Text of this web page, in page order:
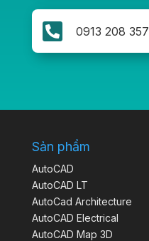
 0913 208 357
Sản phẩm
AutoCAD
AutoCAD LT
AutoCad Architecture
AutoCAD Electrical
AutoCAD Map 3D